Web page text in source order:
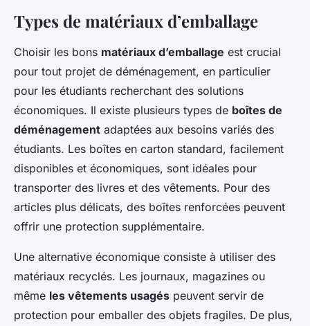
Types de matériaux d’emballage
Choisir les bons matériaux d’emballage est crucial
pour tout projet de déménagement, en particulier
pour les étudiants recherchant des solutions
économiques. Il existe plusieurs types de boîtes de
déménagement adaptées aux besoins variés des
étudiants. Les boîtes en carton standard, facilement
disponibles et économiques, sont idéales pour
transporter des livres et des vêtements. Pour des
articles plus délicats, des boîtes renforcées peuvent
offrir une protection supplémentaire.
Une alternative économique consiste à utiliser des
matériaux recyclés. Les journaux, magazines ou
même les vêtements usagés peuvent servir de
protection pour emballer des objets fragiles. De plus,